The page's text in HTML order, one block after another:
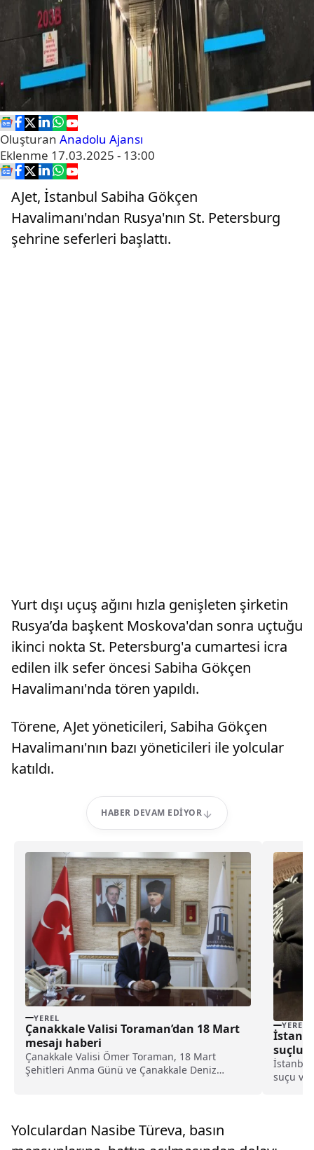
Oluşturan Anadolu Ajansı
Eklenme 17.03.2025 - 13:00
AJet, İstanbul Sabiha Gökçen
Havalimanı'ndan Rusya'nın St. Petersburg
şehrine seferleri başlattı.
Yurt dışı uçuş ağını hızla genişleten şirketin
Rusya’da başkent Moskova'dan sonra uçtuğu
ikinci nokta St. Petersburg'a cumartesi icra
edilen ilk sefer öncesi Sabiha Gökçen
Havalimanı'nda tören yapıldı.
Törene, AJet yöneticileri, Sabiha Gökçen
Havalimanı'nın bazı yöneticileri ile yolcular
katıldı.
HABER DEVAM EDIYOR
YEREL
Çanakkale Valisi Toraman’dan 18 Mart
mesajı haberi
Çanakkale Valisi Ömer Toraman, 18 Mart
Şehitleri Anma Günü ve Çanakkale Deniz
Vali Toraman, Çanakkale Zaf...
YEREL
suçu ve
Yolculardan Nasibe Türeva, basın